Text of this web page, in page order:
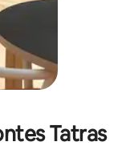
Tatras